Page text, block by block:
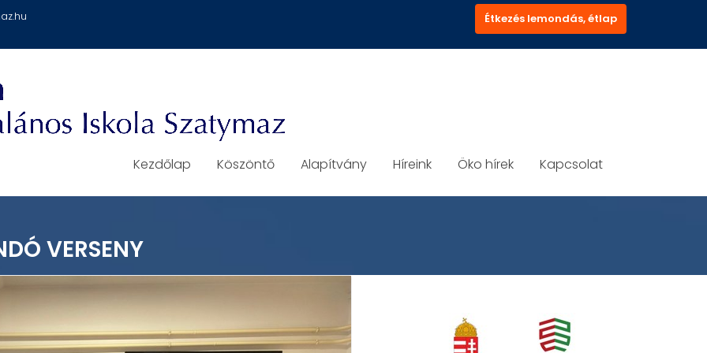
Étkezés lemondás, étlap
Kezdőlap Köszöntő Alapítvány Híreink Öko hírek Kapcsolat
VERSENY